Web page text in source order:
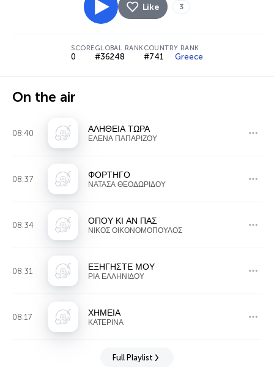
Like 3
SCORE
0
GLOBAL RANK
#36248
COUNTRY RANK
#741 Greece
On the air
08:40 ΑΛΗΘΕΙΑ ΤΩΡΑ
ΕΛΕΝΑ ΠΑΠΑΡΙΖΟΥ
08:37 ΦΟΡΤΗΓΟ
ΝΑΤΑΣΑ ΘΕΟΔΩΡΙΔΟΥ
08:34 ΟΠΟΥ ΚΙ ΑΝ ΠΑΣ
ΝΙΚΟΣ ΟΙΚΟΝΟΜΟΠΟΥΛΟΣ
08:31 ΕΞΗΓΗΣΤΕ ΜΟΥ
ΡΙΑ ΕΛΛΗΝΙΔΟΥ
08:17 ΧΗΜΕΙΑ
ΚΑΤΕΡΙΝΑ
Full Playlist